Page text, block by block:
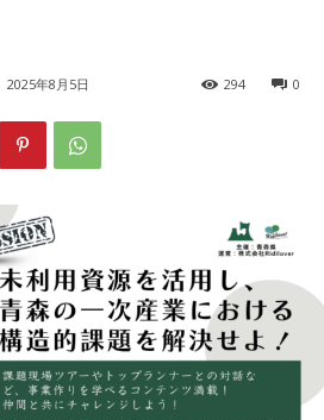
2025年8月5日 0
294